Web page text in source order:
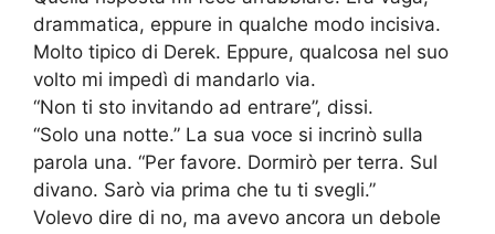
drammatica, eppure in qualche modo incisiva.
Molto tipico di Derek. Eppure, qualcosa nel suo
volto mi impedì di mandarlo via.
“Non ti sto invitando ad entrare”, dissi.
“Solo una notte.” La sua voce si incrinò sulla
parola una. “Per favore. Dormirò per terra. Sul
divano. Sarò via prima che tu ti svegli.”
Volevo dire di no, ma avevo ancora un debole